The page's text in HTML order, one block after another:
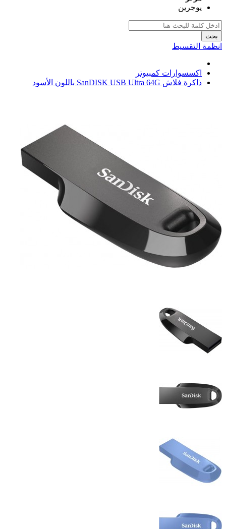
يوجرين
بحث
انظمة التقسيط
اكسسوارات كمبيوتر
ذاكرة فلاش SanDISK USB Ultra 64G باللون الأسود